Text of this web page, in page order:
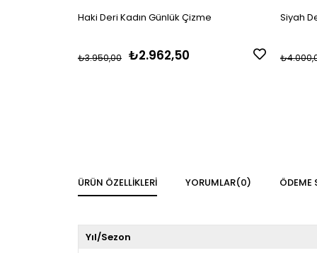
Haki Deri Kadın Günlük Çizme
₺2.962,50
₺3.950,00
Siyah
ÜRÜN ÖZELLIKLERI YORUMLAR(0) ÖDEME
Yıl/Sezon